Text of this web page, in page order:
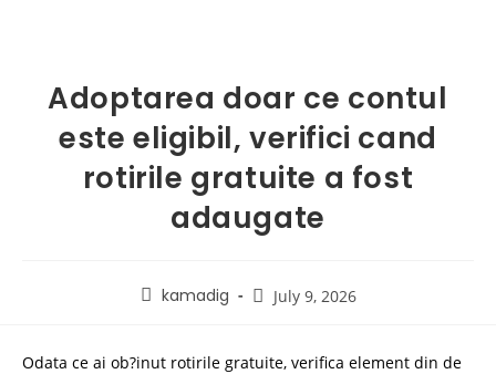
Adoptarea doar ce contul
este eligibil, verifici cand
rotirile gratuite a fost
adaugate
kamadig July 9, 2026
Odata ce ai ob?inut rotirile gratuite, verifica element din de